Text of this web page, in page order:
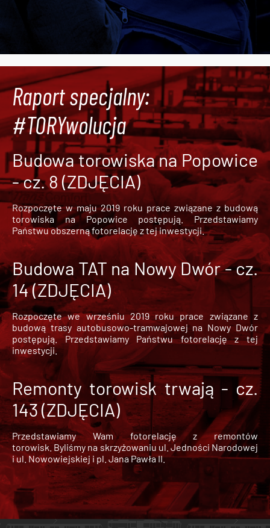
Raport specjalny:
#TORYwolucja
Budowa torowiska na Popowice
- cz. 8 (ZDJĘCIA)
Rozpoczęte w maju 2019 roku prace związane z budową
torowiska na Popowice
postępują. Przedstawiamy
Państwu obszerną fotorelację z tej inwestycji.
Budowa TAT na Nowy Dwór - cz.
14 (ZDJĘCIA)
Rozpoczęte we wrześniu 2019 roku prace związane z
budową trasy autobusowo-tramwajowej na Nowy Dwór
postępują. Przedstawiamy Państwu fotorelację z tej
inwestycji.
Remonty torowisk trwają - cz.
143 (ZDJĘCIA)
Przedstawiamy Wam fotorelację z remontów
torowisk. Byliśmy na skrzyżowaniu ul. Jedności Narodowej
i ul. Nowowiejskiej i pl. Jana Pawła II.